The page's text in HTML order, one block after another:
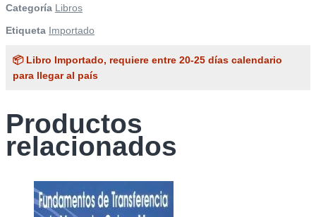
Categoría Libros
Etiqueta Importado
📦 Libro Importado, requiere entre 20-25 días calendario
para llegar al país
Productos
relacionados